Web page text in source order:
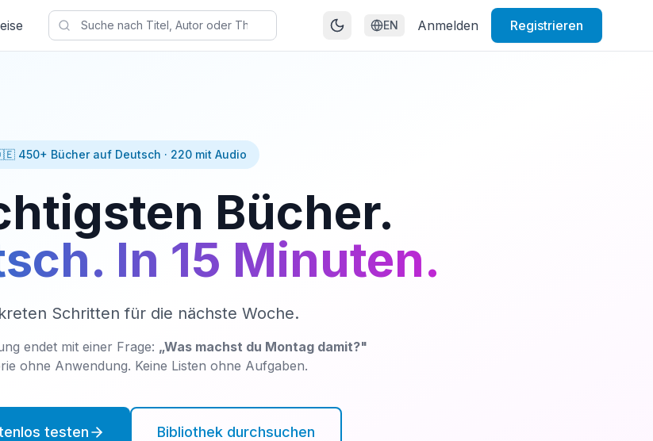
EN Anmelden Registrieren
450+ Bücher auf Deutsch · 220 mit Audio
Bücher.
In 15 Minuten.
Schritten für die nächste Woche.
endet mit einer Frage: „Was machst du Montag damit?"
ohne Anwendung. Keine Listen ohne Aufgaben.
testen Bibliothek durchsuchen